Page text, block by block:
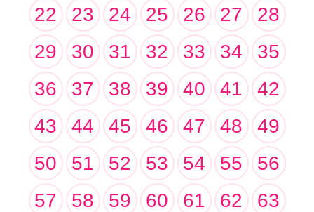
22
23 24 25 26 27
28
29
30 31 32 33 34
35
36
37 38 39 40 41
42
43
44 45 46 47 48
49
50
51 52 53 54 55
56
57
58 59 60 61 62
63